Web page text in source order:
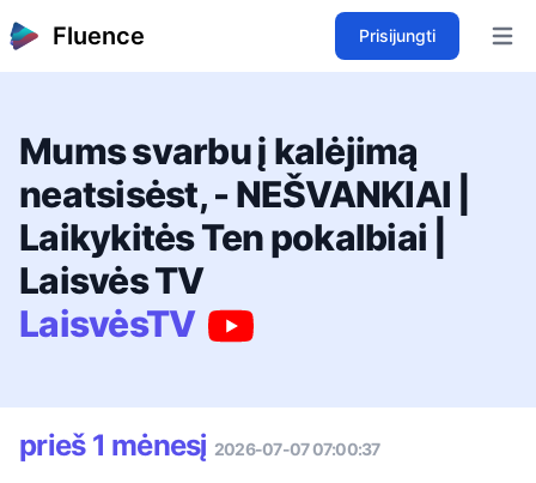
Fluence Prisijungti
Mums svarbu į kalėjimą
neatsisėst, - NEŠVANKIAI |
Laikykitės Ten pokalbiai |
Laisvės TV
LaisvėsTV
prieš 1 mėnesį 2026-07-07 07:00:37